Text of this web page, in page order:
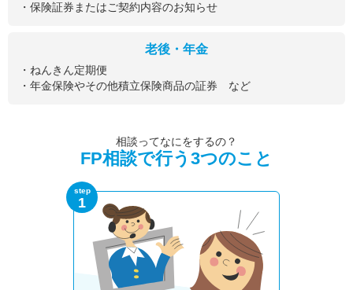
・保険証券またはご契約内容のお知らせ
老後・年金
・ねんきん定期便
・年金保険やその他積立保険商品の証券 など
相談ってなにをするの？
FP相談で行う3つのこと
step
1